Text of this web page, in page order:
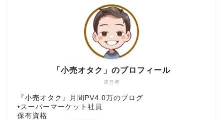
運営者
「小売オタク」のプロフィール
『小売オタク』月間PV4.0万のブログ
•スーパーマーケット社員
保有資格